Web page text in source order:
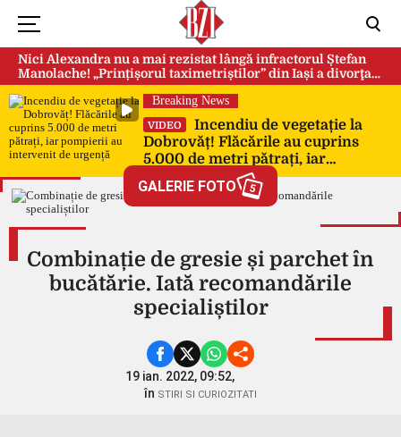
Nici Alexandra nu a mai rezistat lângă infractorul Ștefan
Manolache! „Prințișorul taximetriștilor” din Iași a divorţat
după doi ani de căsnicie
Breaking News
VIDEO
Incendiu de vegetație la
Dobrovăț! Flăcările au cuprins
5.000 de metri pătrați, iar
pompierii au intervenit de urgență
GALERIE FOTO 5
Combinație de gresie și parchet în
bucătărie. Iată recomandările
specialiștilor
19 ian. 2022, 09:52,
în STIRI SI CURIOZITATI